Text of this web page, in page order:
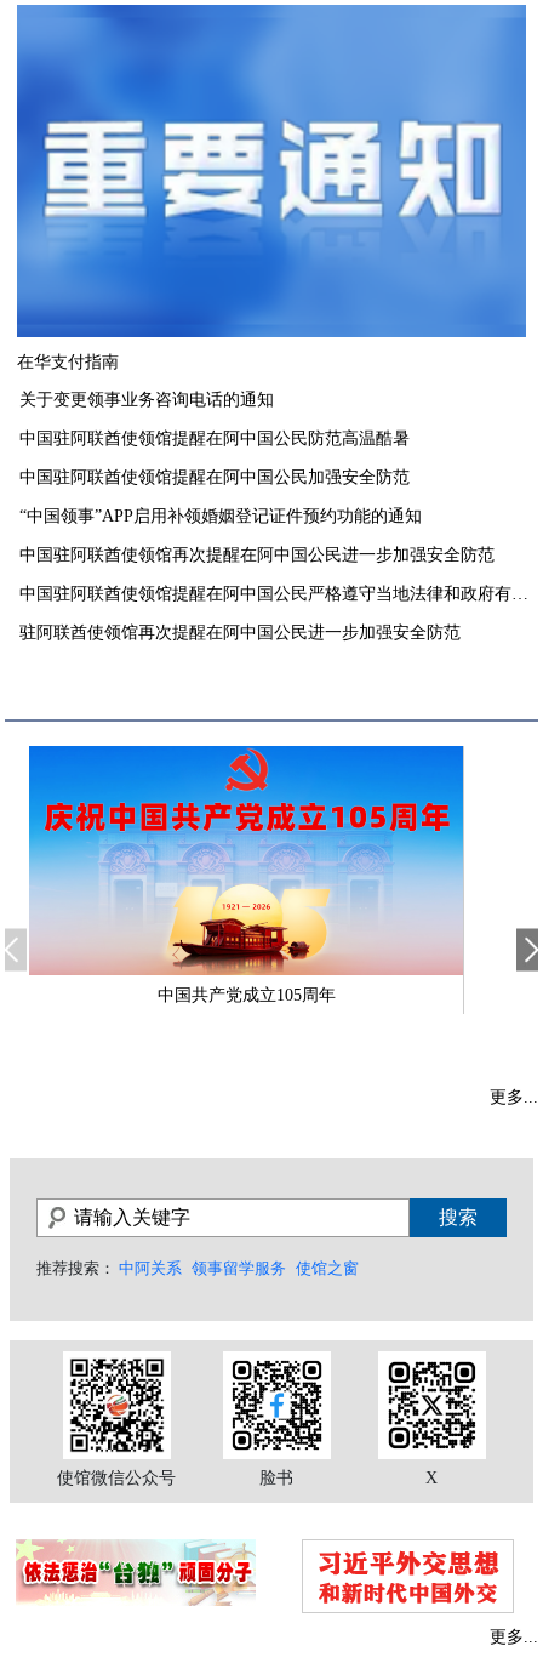
在华支付指南
关于变更领事业务咨询电话的通知
中国驻阿联酋使领馆提醒在阿中国公民防范高温酷暑
中国驻阿联酋使领馆提醒在阿中国公民加强安全防范
“中国领事”APP启用补领婚姻登记证件预约功能的通知
中国驻阿联酋使领馆再次提醒在阿中国公民进一步加强安全防范
中国驻阿联酋使领馆提醒在阿中国公民严格遵守当地法律和政府有关
要求
驻阿联酋使领馆再次提醒在阿中国公民进一步加强安全防范
中国共产党成立105周年
更多...
推荐搜索： 中阿关系 领事留学服务 使馆之窗
使馆微信公众号 脸书 X
更多...